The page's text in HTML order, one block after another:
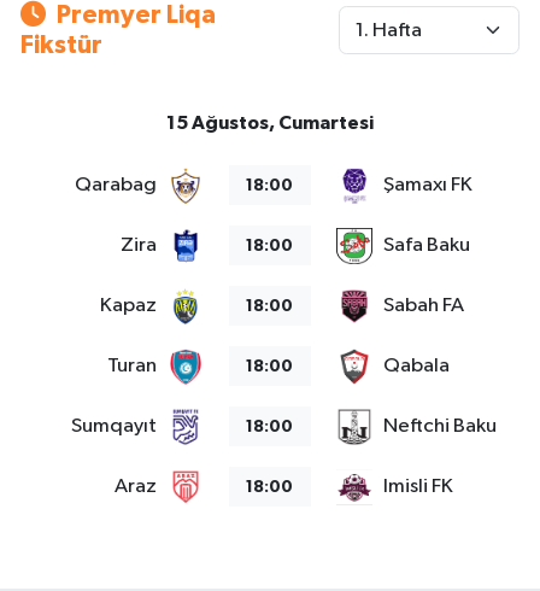
Premyer Liqa
Fikstür
15 Ağustos, Cumartesi
Qarabag 18:00 Şamaxı FK
Zira 18:00 Safa Baku
Kapaz 18:00 Sabah FA
Turan 18:00 Qabala
Sumqayıt 18:00 Neftchi Baku
Araz 18:00 Imisli FK